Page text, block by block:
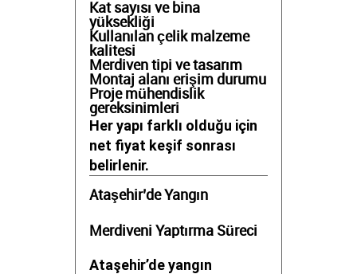
Kat sayısı ve bina
yüksekliği
Kullanılan çelik malzeme
kalitesi
Merdiven tipi ve tasarım
Montaj alanı erişim durumu
Proje mühendislik
gereksinimleri
Her yapı farklı olduğu için
net fiyat keşif sonrası
belirlenir.
Ataşehir’de Yangın
Merdiveni Yaptırma Süreci
Ataşehir’de yangın